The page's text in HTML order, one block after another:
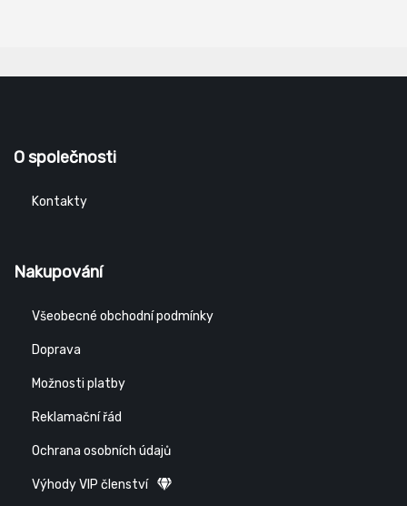
O společnosti
Kontakty
Nakupování
Všeobecné obchodní podmínky
Doprava
Možnosti platby
Reklamační řád
Ochrana osobních údajů
Výhody VIP členství